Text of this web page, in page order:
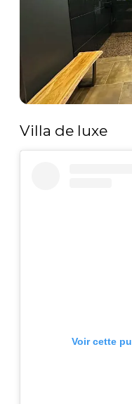
Villa de luxe
Voir cette